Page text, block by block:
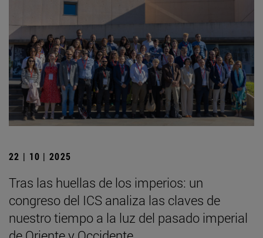
22 | 10 | 2025
Tras las huellas de los imperios: un
congreso del ICS analiza las claves de
nuestro tiempo a la luz del pasado imperial